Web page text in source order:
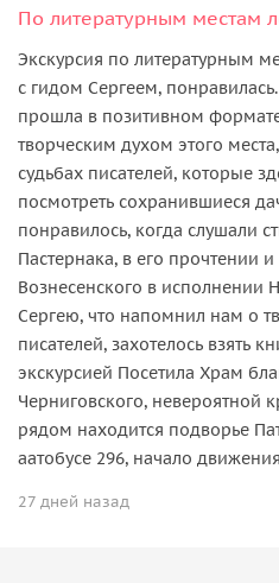
По литературным местам
Экскурсия по литературным
с гидом Сергеем,
прошла в позитивном
творческим духом этого
судьбах писателей, которые
посмотреть сохранившиеся
понравилось, когда слушали
Пастернака, в его прочтении
Вознесенского в исполнении
Сергею, что напомнил нам о
писателей, захотелось взять
экскурсией Посетила Храм
Черниговского, невероятной
рядом находится подворье
аатобусе 296, начало
27 дней назад